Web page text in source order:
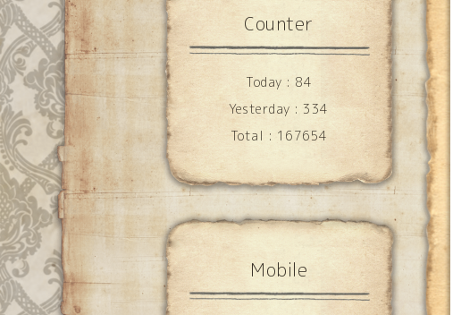
Counter
Today : 84
Yesterday :334
Total : 167654
Mobile